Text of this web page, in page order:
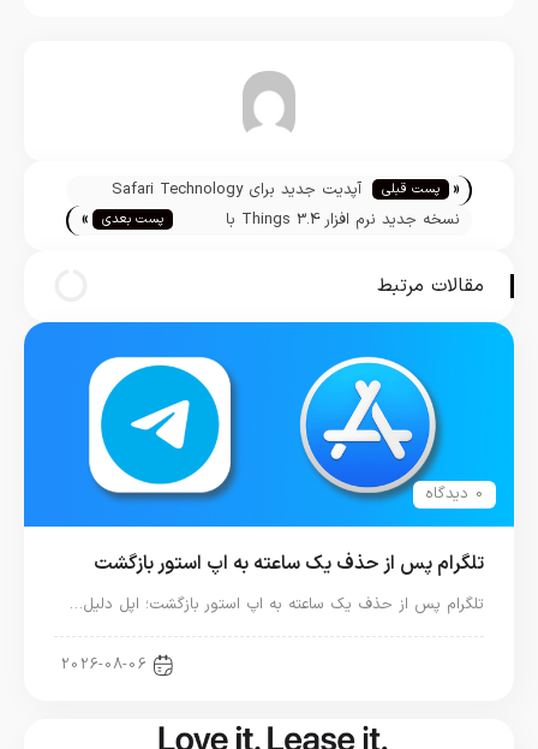
تیم تحریریه « پست قبلی
آپدیت جدید برای Safari Technology
Preview منتشر شد
نسخه جدید نرم افزار Things 3.4 با
پست بعدی »
مقالات مرتبط
0 دیدگاه
تلگرام پس از حذف یک ساعته به اپ استور بازگشت
تلگرام پس از حذف یک ساعته به اپ استور بازگشت؛ اپل دلیل…
2026-08-06